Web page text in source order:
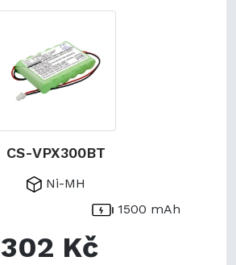
CS-VPX300BT
Ni-MH
1500 mAh
302 Kč